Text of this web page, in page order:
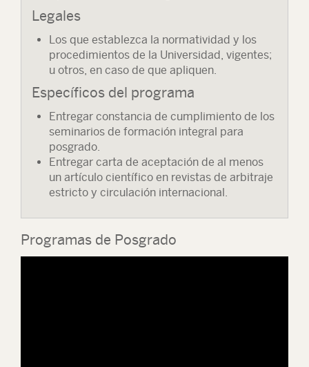
Legales
Los que establezca la normatividad y los
procedimientos de la Universidad, vigentes;
u otros, en caso de que apliquen.
Específicos del programa
Entregar constancia de cumplimiento de los
seminarios de formación integral para
posgrado.
Entregar carta de aceptación de al menos
un artículo científico en revistas de arbitraje
estricto y circulación internacional.
Programas de Posgrado